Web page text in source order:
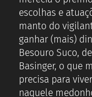
escolhas e
manto do
ganhar (mais)
Besouro Suco,
Basinger, o que
precisa para
naquele